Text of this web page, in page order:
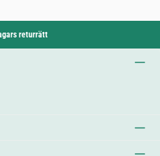
returrätt